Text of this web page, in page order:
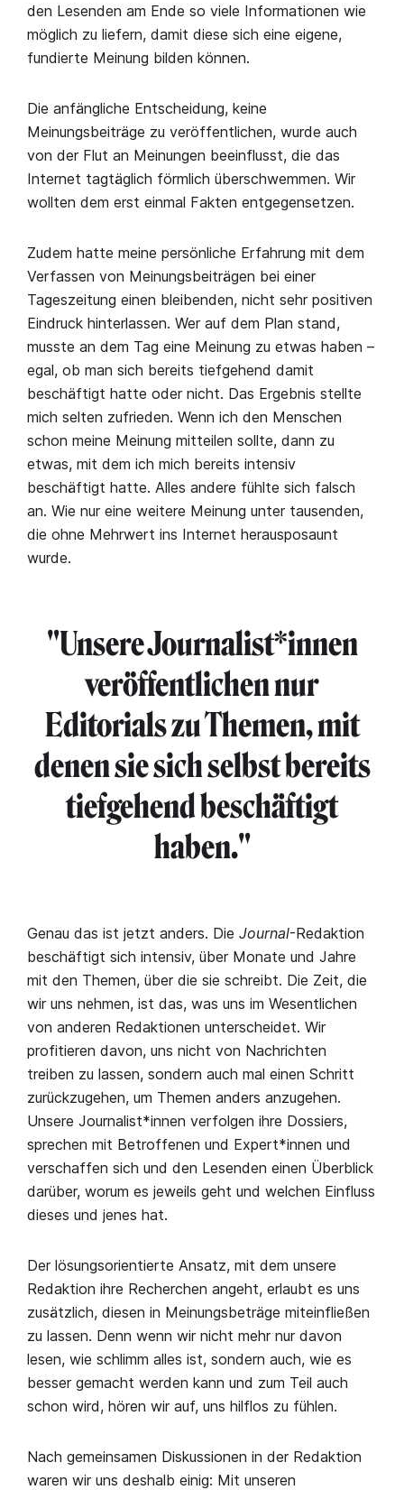
den Lesenden am Ende so viele Informationen wie
möglich zu liefern, damit diese sich eine eigene,
fundierte Meinung bilden können.
Die anfängliche Entscheidung, keine
Meinungsbeiträge zu veröffentlichen, wurde auch
von der Flut an Meinungen beeinflusst, die das
Internet tagtäglich förmlich überschwemmen. Wir
wollten dem erst einmal Fakten entgegensetzen.
Zudem hatte meine persönliche Erfahrung mit dem
Verfassen von Meinungsbeiträgen bei einer
Tageszeitung einen bleibenden, nicht sehr positiven
Eindruck hinterlassen. Wer auf dem Plan stand,
musste an dem Tag eine Meinung zu etwas haben –
egal, ob man sich bereits tiefgehend damit
beschäftigt hatte oder nicht. Das Ergebnis stellte
mich selten zufrieden. Wenn ich den Menschen
schon meine Meinung mitteilen sollte, dann zu
etwas, mit dem ich mich bereits intensiv
beschäftigt hatte. Alles andere fühlte sich falsch
an. Wie nur eine weitere Meinung unter tausenden,
die ohne Mehrwert ins Internet herausposaunt
wurde.
"Unsere Journalist*innen
veröffentlichen nur
Editorials zu Themen, mit
denen sie sich selbst bereits
tiefgehend beschäftigt
haben."
Genau das ist jetzt anders. Die Journal-Redaktion
beschäftigt sich intensiv, über Monate und Jahre
mit den Themen, über die sie schreibt. Die Zeit, die
wir uns nehmen, ist das, was uns im Wesentlichen
von anderen Redaktionen unterscheidet. Wir
profitieren davon, uns nicht von Nachrichten
treiben zu lassen, sondern auch mal einen Schritt
zurückzugehen, um Themen anders anzugehen.
Unsere Journalist*innen verfolgen ihre Dossiers,
sprechen mit Betroffenen und Expert*innen und
verschaffen sich und den Lesenden einen Überblick
darüber, worum es jeweils geht und welchen Einfluss
dieses und jenes hat.
Der lösungsorientierte Ansatz, mit dem unsere
Redaktion ihre Recherchen angeht, erlaubt es uns
zusätzlich, diesen in Meinungsbeträge miteinfließen
zu lassen. Denn wenn wir nicht mehr nur davon
lesen, wie schlimm alles ist, sondern auch, wie es
besser gemacht werden kann und zum Teil auch
schon wird, hören wir auf, uns hilflos zu fühlen.
Nach gemeinsamen Diskussionen in der Redaktion
waren wir uns deshalb einig: Mit unseren